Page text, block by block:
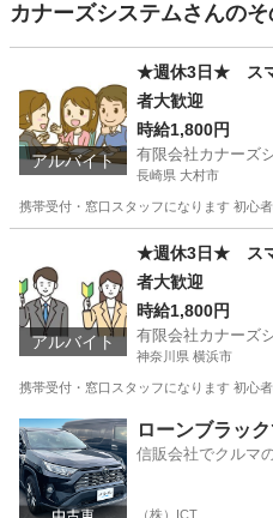
カナーズシステムさんのそ
アルバイト
★週休3日★ スマ
者大歓迎
時給1,800円
有限会社カナーズ
長崎県 大村市
携帯受付・窓口スタッフになります 初心
携帯ショップ
アルバイト
★週休3日★ スマ
者大歓迎
時給1,800円
有限会社カナーズ
神奈川県 横浜市
携帯受付・窓口スタッフになります 初心
神奈川 横浜市 携帯ショップ
ローンブラッ
信販会社でクルマ
（株）ICT